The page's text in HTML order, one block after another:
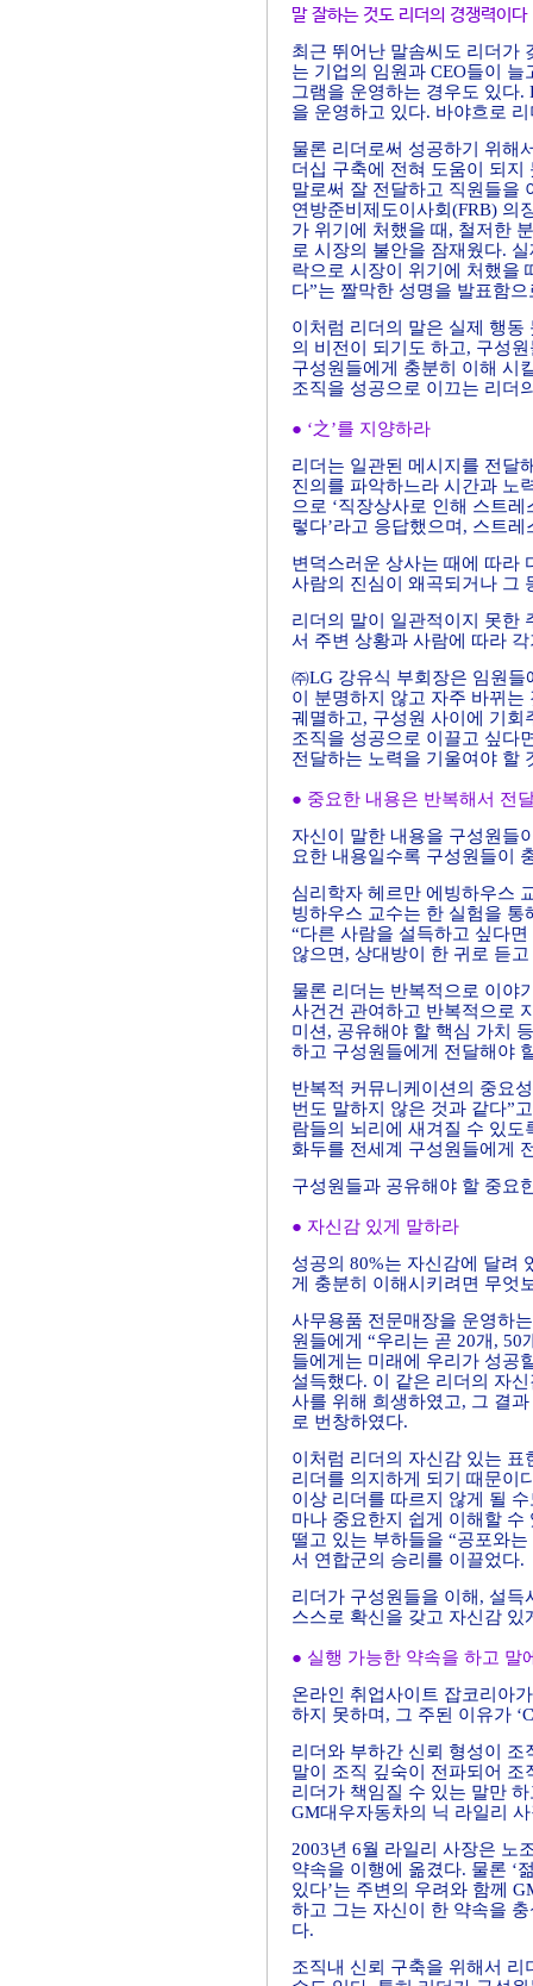
말 잘하는 것도 리더의 경쟁력이다
최근 뛰어난 말솜씨도 리더가
는 기업의 임원과 CEO들이
그램을 운영하는 경우도 있다
을 운영하고 있다. 바야흐로
물론 리더로써 성공하기 위해
더십 구축에 전혀 도움이 되
말로써 잘 전달하고 직원들을
연방준비제도이사회(FRB) 의
가 위기에 처했을 때, 철저한
로 시장의 불안을 잠재웠다.
락으로 시장이 위기에 처했을
다”는 짤막한 성명을 발표함
이처럼 리더의 말은 실제 행
의 비전이 되기도 하고, 구성
구성원들에게 충분히 이해 시
조직을 성공으로 이끄는 리더
● ‘之’를 지양하라
리더는 일관된 메시지를 전달
진의를 파악하느라 시간과 노
으로 ‘직장상사로 인해 스트
렇다’라고 응답했으며, 스트
변덕스러운 상사는 때에 따라
사람의 진심이 왜곡되거나 그
리더의 말이 일관적이지 못한
서 주변 상황과 사람에 따라
㈜LG 강유식 부회장은 임원들
이 분명하지 않고 자주 바뀌
궤멸하고, 구성원 사이에 기회
조직을 성공으로 이끌고 싶다
전달하는 노력을 기울여야 할
● 중요한 내용은 반복해서 전
자신이 말한 내용을 구성원들
요한 내용일수록 구성원들이
심리학자 헤르만 에빙하우스
빙하우스 교수는 한 실험을
“다른 사람을 설득하고 싶다
않으면, 상대방이 한 귀로 듣
물론 리더는 반복적으로 이야
사건건 관여하고 반복적으로
미션, 공유해야 할 핵심 가치
하고 구성원들에게 전달해야
반복적 커뮤니케이션의 중요
번도 말하지 않은 것과 같다”
람들의 뇌리에 새겨질 수 있
화두를 전세계 구성원들에게
구성원들과 공유해야 할 중요
● 자신감 있게 말하라
성공의 80%는 자신감에 달려
게 충분히 이해시키려면 무엇
사무용품 전문매장을 운영하
원들에게 “우리는 곧 20개,
들에게는 미래에 우리가 성공
설득했다. 이 같은 리더의 자
사를 위해 희생하였고, 그 결
로 번창하였다.
이처럼 리더의 자신감 있는
리더를 의지하게 되기 때문이
이상 리더를 따르지 않게 될
마나 중요한지 쉽게 이해할
떨고 있는 부하들을 “공포와
서 연합군의 승리를 이끌었다.
리더가 구성원들을 이해, 설득
스스로 확신을 갖고 자신감
● 실행 가능한 약속을 하고 말
온라인 취업사이트 잡코리아
하지 못하며, 그 주된 이유가
리더와 부하간 신뢰 형성이
말이 조직 깊숙이 전파되어
리더가 책임질 수 있는 말만
GM대우자동차의 닉 라일리
2003년 6월 라일리 사장은 노
약속을 이행에 옮겼다. 물론 ‘
있다’는 주변의 우려와 함께
하고 그는 자신이 한 약속을
다.
조직내 신뢰 구축을 위해서